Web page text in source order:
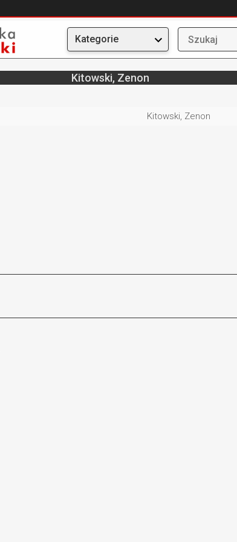
Kategorie
Kitowski, Zenon
Kitowski, Zenon